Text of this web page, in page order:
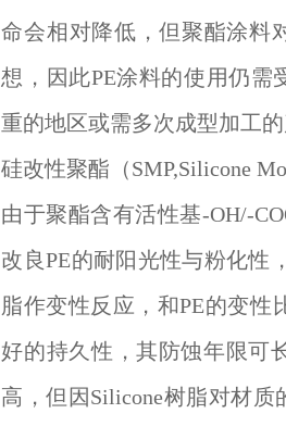
命会相对降低，但聚酯涂料
想，因此PE涂料的使用仍
重的地区或需多次成型加工的
硅改性聚酯（SMP,Silicone
由于聚酯含有活性基-OH/-
改良PE的耐阳光性与粉化性
脂作变性反应，和PE的变性
好的持久性，其防蚀年限可
高，但因Silicone树脂对材